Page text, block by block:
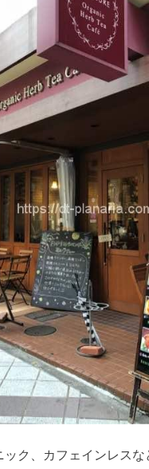
ック、カフェインレス